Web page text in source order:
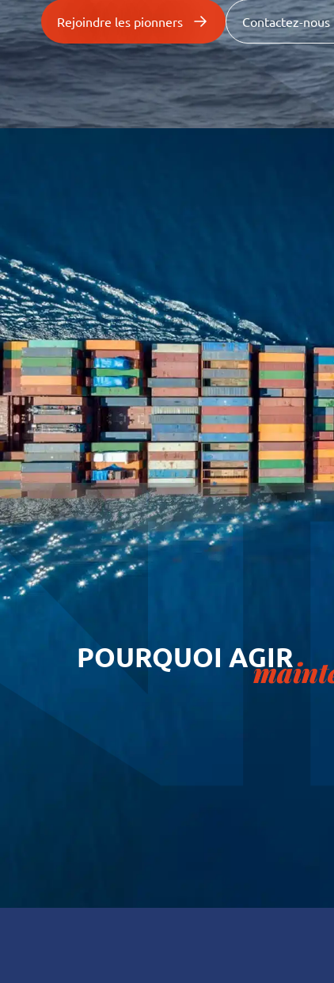
Rejoindre les pionners Contactez-nous
POURQUOI AGIR